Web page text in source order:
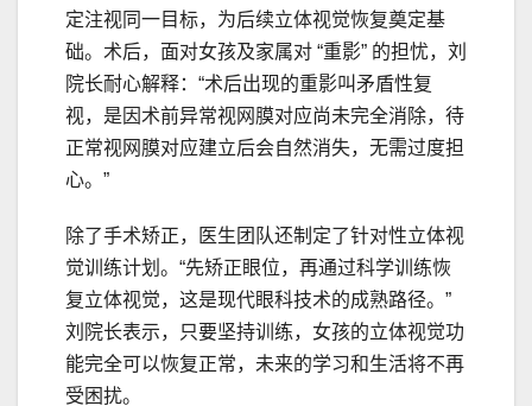
定注视同一目标，为后续立体视觉恢复奠定基
础。术后，面对女孩及家属对 “重影” 的担忧，刘
院长耐心解释：“术后出现的重影叫矛盾性复
视，是因术前异常视网膜对应尚未完全消除，待
正常视网膜对应建立后会自然消失，无需过度担
心。”
除了手术矫正，医生团队还制定了针对性立体视
觉训练计划。“先矫正眼位，再通过科学训练恢
复立体视觉，这是现代眼科技术的成熟路径。”
刘院长表示，只要坚持训练，女孩的立体视觉功
能完全可以恢复正常，未来的学习和生活将不再
受困扰。